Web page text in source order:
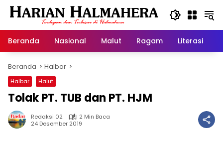
Langsung
Beranda
Nasional Malut Ragam Literasi
Beranda Halbar
Halbar Halut
Tolak PT. TUB dan PT. HJM
Redaksi 02
2 Min Baca
24 Desember 2019